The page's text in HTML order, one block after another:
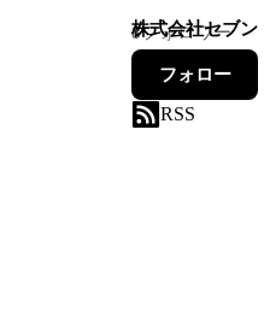
株式会社セブン
8フォロワー
フォロー
RSS